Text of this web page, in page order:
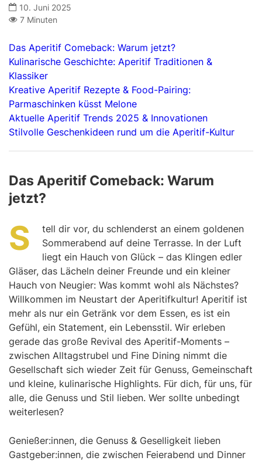
10. Juni 2025
7 Minuten
Das Aperitif Comeback: Warum jetzt?
Kulinarische Geschichte: Aperitif Traditionen &
Klassiker
Kreative Aperitif Rezepte & Food-Pairing:
Parmaschinken küsst Melone
Aktuelle Aperitif Trends 2025 & Innovationen
Stilvolle Geschenkideen rund um die Aperitif-Kultur
Das Aperitif Comeback: Warum
jetzt?
S
tell dir vor, du schlenderst an einem goldenen
Sommerabend auf deine Terrasse. In der Luft
liegt ein Hauch von Glück – das Klingen edler
Gläser, das Lächeln deiner Freunde und ein kleiner
Hauch von Neugier: Was kommt wohl als Nächstes?
Willkommen im Neustart der Aperitifkultur! Aperitif ist
mehr als nur ein Getränk vor dem Essen, es ist ein
Gefühl, ein Statement, ein Lebensstil. Wir erleben
gerade das große Revival des Aperitif-Moments –
zwischen Alltagstrubel und Fine Dining nimmt die
Gesellschaft sich wieder Zeit für Genuss, Gemeinschaft
und kleine, kulinarische Highlights. Für dich, für uns, für
alle, die Genuss und Stil lieben. Wer sollte unbedingt
weiterlesen?
Genießer:innen, die Genuss & Geselligkeit lieben
Gastgeber:innen, die zwischen Feierabend und Dinner